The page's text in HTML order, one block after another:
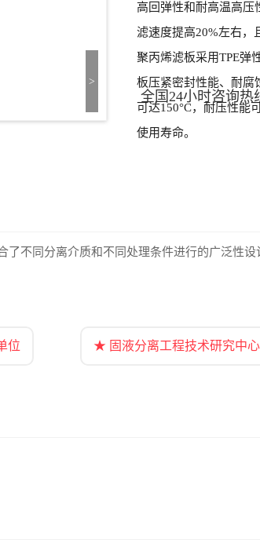
>
高回弹性和耐高温高压
滤速度提高20%左右，
聚丙烯滤板采用TPE弹
板压紧密封性能、耐腐
可达150°C，耐压性能
使用寿命。
全国24小时咨询热
了不同分离介质和不同处理条件进行的广泛性
位 ★ 固液分离工程技术研究中心